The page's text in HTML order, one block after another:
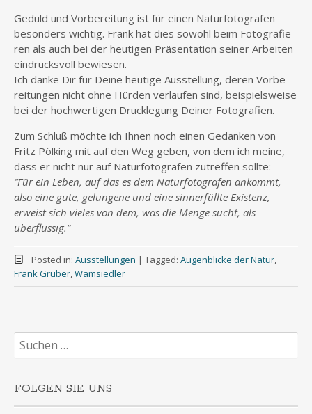
Geduld und Vor­be­rei­tung ist für einen Natur­fo­to­gra­fen
beson­ders wich­tig. Frank hat dies sowohl beim Foto­gra­fie­
ren als auch bei der heu­ti­gen Prä­sen­ta­ti­on sei­ner Arbei­ten
ein­drucks­voll bewiesen.
Ich dan­ke Dir für Dei­ne heu­ti­ge Aus­stel­lung, deren Vor­be­
rei­tun­gen nicht ohne Hür­den ver­lau­fen sind, bei­spiels­wei­se
bei der hoch­wer­ti­gen Druck­le­gung Dei­ner Fotografien.
Zum Schluß möch­te ich Ihnen noch einen Gedan­ken von
Fritz Pöl­king mit auf den Weg geben, von dem ich mei­ne,
dass er nicht nur auf Natur­fo­to­gra­fen zutref­fen sollte:
“Für ein Leben, auf das es dem Natur­fo­to­gra­fen ankommt,
also eine gute, gelun­ge­ne und eine sinn­erfüll­te Exis­tenz,
erweist sich vie­les von dem, was die Men­ge sucht, als
überflüssig.”
Posted in: Ausstellungen | Tagged: Augenblicke der Natur,
Frank Gruber,Wamsiedler
Suchen
nach:
FOLGEN SIE UNS